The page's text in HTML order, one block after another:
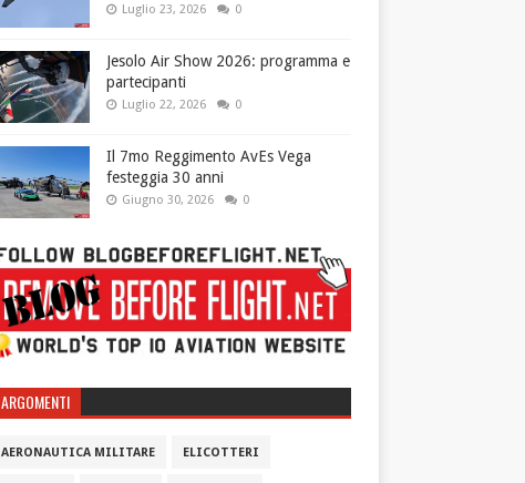
Luglio 23, 2026 0
Jesolo Air Show 2026: programma e
partecipanti
Luglio 22, 2026 0
Il 7mo Reggimento AvEs Vega
festeggia 30 anni
Giugno 30, 2026 0
ARGOMENTI
AERONAUTICA MILITARE ELICOTTERI